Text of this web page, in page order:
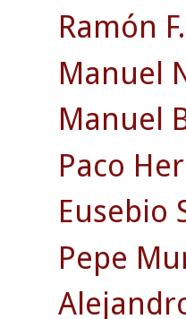
Ramón
Manuel
Manuel
Paco
Eusebio
Pepe